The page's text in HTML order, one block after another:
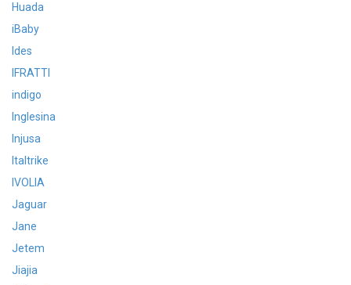
Huada
iBaby
Ides
IFRATTI
indigo
Inglesina
Injusa
Italtrike
IVOLIA
Jaguar
Jane
Jetem
Jiajia